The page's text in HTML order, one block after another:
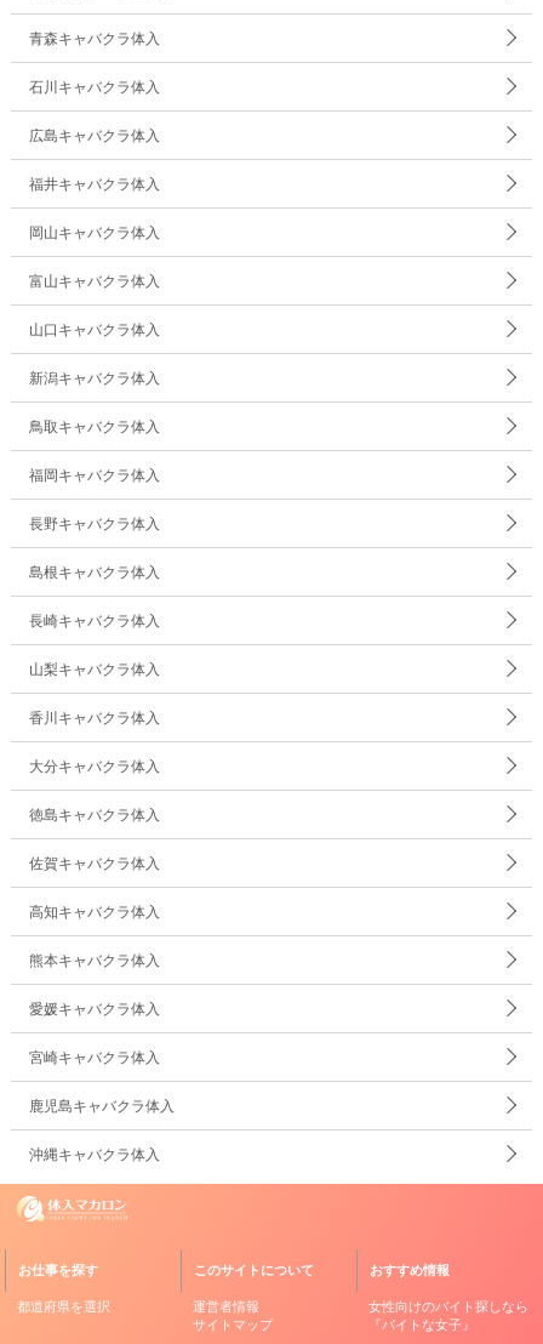
青森キャバクラ体入
石川キャバクラ体入
広島キャバクラ体入
福井キャバクラ体入
岡山キャバクラ体入
富山キャバクラ体入
山口キャバクラ体入
新潟キャバクラ体入
鳥取キャバクラ体入
福岡キャバクラ体入
長野キャバクラ体入
島根キャバクラ体入
長崎キャバクラ体入
山梨キャバクラ体入
香川キャバクラ体入
大分キャバクラ体入
徳島キャバクラ体入
佐賀キャバクラ体入
高知キャバクラ体入
熊本キャバクラ体入
愛媛キャバクラ体入
宮崎キャバクラ体入
鹿児島キャバクラ体入
沖縄キャバクラ体入
お仕事を探す
都道府県を選択
このサイトについて
運営者情報
サイトマップ
おすすめ情報
女性向けのバイト探しなら
『バイトな女子』